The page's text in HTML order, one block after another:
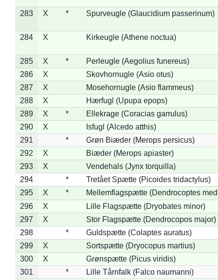
283 X * Spurveugle (Glaucidium passerinum)
284 X Kirkeugle (Athene noctua)
285 X *
Perleugle (Aegolius funereus)
286
X
Skovhornugle (Asio otus)
287
X
Mosehornugle (Asio flammeus)
288
X
Hærfugl (Upupa epops)
289
X *
Ellekrage (Coracias garrulus)
290
X
Isfugl (Alcedo atthis)
291
*
Grøn Biæder (Merops persicus)
292
X
Biæder (Merops apiaster)
293
X
Vendehals (Jynx torquilla)
294
*
Tretået Spætte (Picoides tridactylus)
295
X *
Mellemflagspætte (Dendrocoptes
296
X
Lille Flagspætte (Dryobates minor)
297
X
Stor Flagspætte (Dendrocopos major)
298
*
Guldspætte (Colaptes auratus)
299
X
Sortspætte (Dryocopus martius)
300
X
Grønspætte (Picus viridis)
301
*
Lille Tårnfalk (Falco naumanni)